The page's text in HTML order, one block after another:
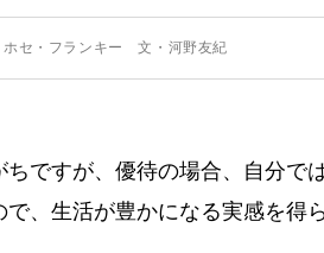
ホセ・フランキー 文・河野友紀
ちですが、優待の場合、自分で
、生活が豊かになる実感を得